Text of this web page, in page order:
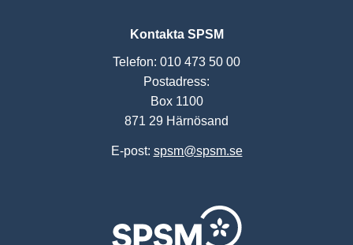
Kontakta SPSM
Telefon: 010 473 50 00
Postadress:
Box 1100
871 29 Härnösand
E-post: spsm@spsm.se